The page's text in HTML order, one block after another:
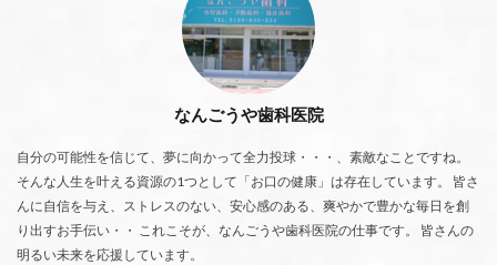
なんごうや歯科医院
自分の可能性を信じて、夢に向かって全力投球・・・、素敵なことですね。
そんな人生を叶える資源の1つとして「お口の健康」は存在しています。 皆さ
んに自信を与え、ストレスのない、安心感のある、爽やかで豊かな毎日を創
り出すお手伝い・・ これこそが、なんごうや歯科医院の仕事です。 皆さんの
明るい未来を応援しています。